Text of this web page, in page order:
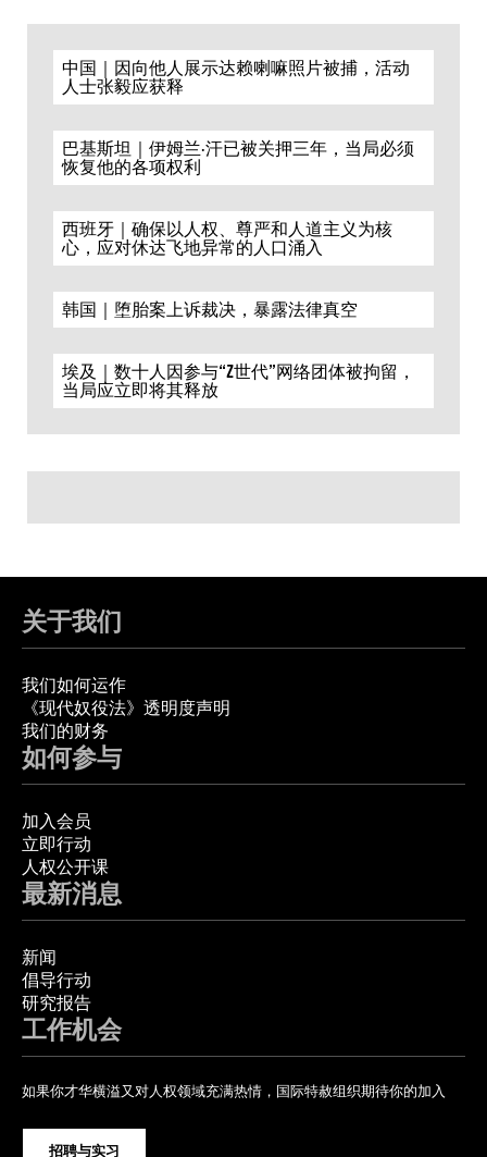
中国｜因向他人展示达赖喇嘛照片被捕，活动
人士张毅应获释
巴基斯坦｜伊姆兰·汗已被关押三年，当局必须
恢复他的各项权利
西班牙｜确保以人权、尊严和人道主义为核
心，应对休达飞地异常的人口涌入
韩国｜堕胎案上诉裁决，暴露法律真空
埃及｜数十人因参与“Z世代”网络团体被拘留，
当局应立即将其释放
关于我们
我们如何运作
《现代奴役法》透明度声明
我们的财务
如何参与
加入会员
立即行动
人权公开课
最新消息
新闻
倡导行动
研究报告
工作机会
如果你才华横溢又对人权领域充满热情，国际特赦组织期待你的加入
招聘与实习